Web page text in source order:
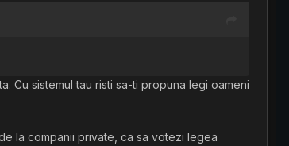
Cu sistemul tau risti sa-ti propuna legi oameni
la companii private, ca sa votezi legea